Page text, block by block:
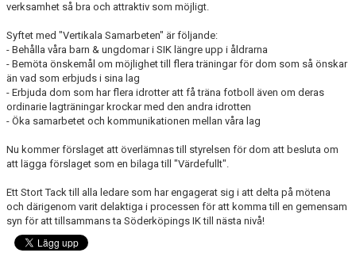
verksamhet så bra och attraktiv som möjligt.
Syftet med "Vertikala Samarbeten" är följande:
- Behålla våra barn & ungdomar i SIK längre upp i åldrarna
- Bemöta önskemål om möjlighet till flera träningar för dom som så önskar
än vad som erbjuds i sina lag
- Erbjuda dom som har flera idrotter att få träna fotboll även om deras
ordinarie lagträningar krockar med den andra idrotten
- Öka samarbetet och kommunikationen mellan våra lag
Nu kommer förslaget att överlämnas till styrelsen för dom att besluta om
att lägga förslaget som en bilaga till "Värdefullt".
Ett Stort Tack till alla ledare som har engagerat sig i att delta på mötena
och därigenom varit delaktiga i processen för att komma till en gemensam
syn för att tillsammans ta Söderköpings IK till nästa nivå!